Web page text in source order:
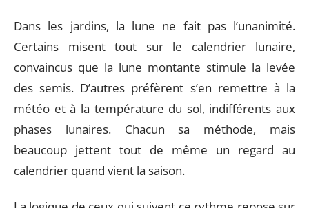
Dans les jardins, la lune ne fait pas l’unanimité.
Certains misent tout sur le calendrier lunaire,
convaincus que la lune montante stimule la levée
des semis. D’autres préfèrent s’en remettre à la
météo et à la température du sol, indifférents aux
phases lunaires. Chacun sa méthode, mais
beaucoup jettent tout de même un regard au
calendrier quand vient la saison.